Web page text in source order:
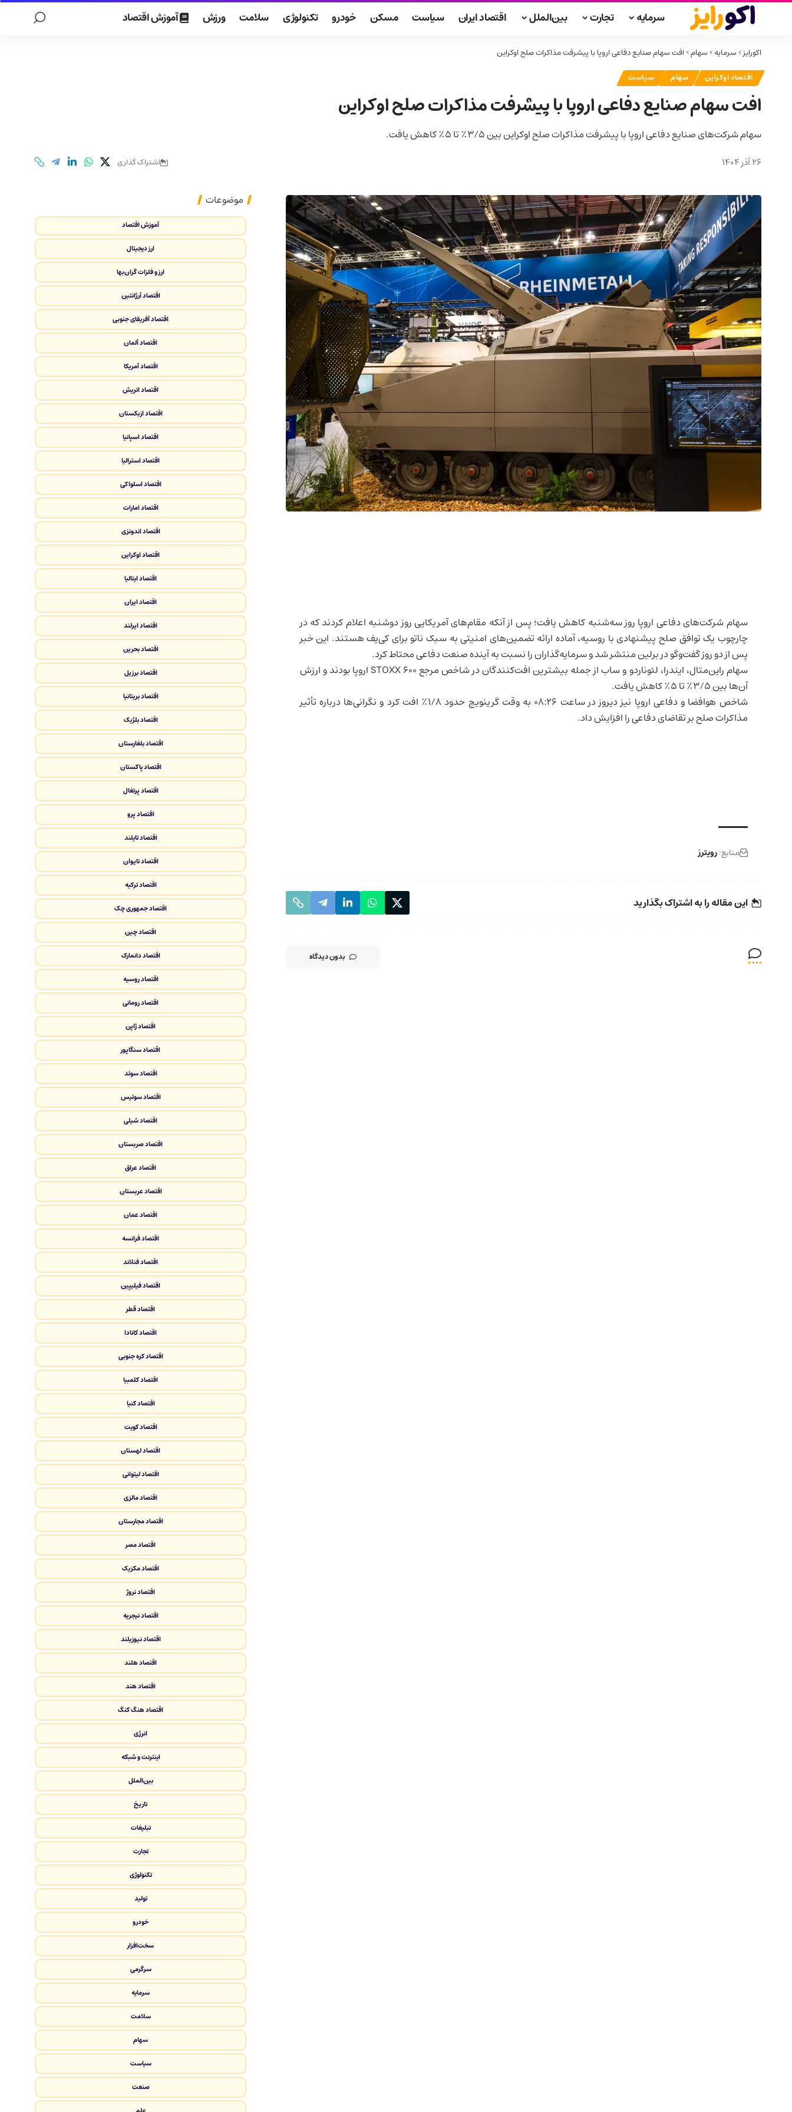
سرمایه تجارت بین‌الملل اقتصاد ایران سیاست مسکن خودرو تکنولوژی سلامت ورزش آموزش اقتصاد
اکورایز>سرمایه>سهام>افت سهام صنایع دفاعی اروپا با پیشرفت مذاکرات صلح اوکراین
اقتصاد اوکراین سهام سیاست
افت سهام صنایع دفاعی اروپا با پیشرفت مذاکرات صلح اوکراین
سهام شرکت‌های صنایع دفاعی اروپا با پیشرفت مذاکرات صلح اوکراین بین ۳/۵٪ تا ۵٪ کاهش یافت.
26 آذر 1404 اشتراک گذاری
سهام شرکت‌های دفاعی اروپا روز سه‌شنبه کاهش یافت؛ پس از آنکه مقام‌های آمریکایی روز دوشنبه اعلام کردند که در
چارچوب یک توافق صلح پیشنهادی با روسیه، آماده ارائه تضمین‌های امنیتی به سبک ناتو برای کی‌یف هستند. این خبر
پس از دو روز گفت‌وگو در برلین منتشر شد و سرمایه‌گذاران را نسبت به آینده صنعت دفاعی محتاط کرد.
سهام راین‌متال، ایندرا، لئوناردو و ساب از جمله بیشترین افت‌کنندگان در شاخص مرجع STOXX 600 اروپا بودند و ارزش
آن‌ها بین ۳/۵٪ تا ۵٪ کاهش یافت.
شاخص هوافضا و دفاعی اروپا نیز دیروز در ساعت ۰۸:۲۶ به وقت گرینویچ حدود ۱/۸٪ افت کرد و نگرانی‌ها درباره تأثیر
مذاکرات صلح بر تقاضای دفاعی را افزایش داد.
منابع:رویترز
این مقاله را به اشتراک بگذارید
بدون دیدگاه
موضوعات
آموزش اقتصاد
ارز دیجیتال
ارز و فلزات گران‌بها
اقتصاد آرژانتین
اقتصاد آفریقای جنوبی
اقتصاد آلمان
اقتصاد آمریکا
اقتصاد اتریش
اقتصاد ازبکستان
اقتصاد اسپانیا
اقتصاد استرالیا
اقتصاد اسلواکی
اقتصاد امارات
اقتصاد اندونزی
اقتصاد اوکراین
اقتصاد ایتالیا
اقتصاد ایران
اقتصاد ایرلند
اقتصاد بحرین
اقتصاد برزیل
اقتصاد بریتانیا
اقتصاد بلژیک
اقتصاد بلغارستان
اقتصاد پاکستان
اقتصاد پرتغال
اقتصاد پرو
اقتصاد تایلند
اقتصاد تایوان
اقتصاد ترکیه
اقتصاد جمهوری چک
اقتصاد چین
اقتصاد دانمارک
اقتصاد روسیه
اقتصاد رومانی
اقتصاد ژاپن
اقتصاد سنگاپور
اقتصاد سوئد
اقتصاد سوئیس
اقتصاد شیلی
اقتصاد صربستان
اقتصاد عراق
اقتصاد عربستان
اقتصاد عمان
اقتصاد فرانسه
اقتصاد فنلاند
اقتصاد فیلیپین
اقتصاد قطر
اقتصاد کانادا
اقتصاد کره جنوبی
اقتصاد کلمبیا
اقتصاد کنیا
اقتصاد کویت
اقتصاد لهستان
اقتصاد لیتوانی
اقتصاد مالزی
اقتصاد مجارستان
اقتصاد مصر
اقتصاد مکزیک
اقتصاد نروژ
اقتصاد نیجریه
اقتصاد نیوزیلند
اقتصاد هلند
اقتصاد هند
اقتصاد هنگ کنگ
انرژی
اینترنت و شبکه
بین‌الملل
تاریخ
تبلیغات
تجارت
تکنولوژی
تولید
خودرو
سخت‌افزار
سرگرمی
سرمایه
سلامت
سهام
سیاست
صنعت